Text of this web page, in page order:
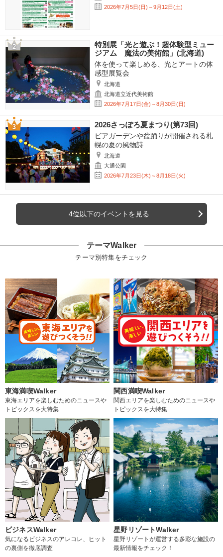
2026年7月5日(日)～9月12日(土)
特別展「光と遊ぶ！超体験型ミュー
ジアム 魔法の美術館」(北海道)
体を使って楽しめる、光とアートの体
感型展覧会
北海道
北海道立近代美術館
2026年7月17日(金)～8月30日(日)
2026さっぽろ夏まつり(第73回)
ビアガーデンや盆踊りが開催される札
幌の夏の風物詩
北海道
大通公園
2026年7月23日(木)～8月18日(火)
4位以下のイベントを見る
テーマWalker
テーマ別特集をチェック
東海満喫Walker
東海エリアを楽しむためのニュースや
トピックスを大特集
関西満喫Walker
関西エリアを楽しむためのニュースや
トピックスを大特集
ビジネスWalker
気になるビジネスのアレコレ、ヒット
の裏側を徹底調査
星野リゾートWalker
星野リゾートが運営する多彩な施設の
最新情報をチェック！